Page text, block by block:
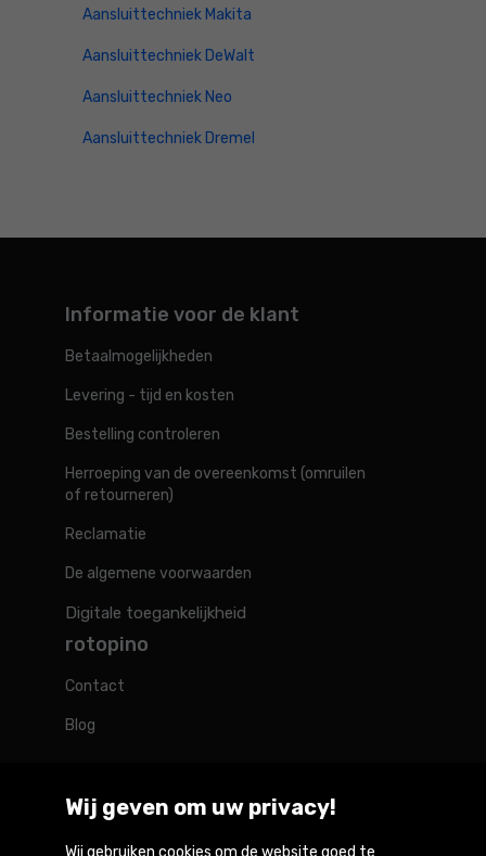
Aansluittechniek Makita
Aansluittechniek DeWalt
Aansluittechniek Neo
Aansluittechniek Dremel
Informatie voor de klant
Betaalmogelijkheden
Levering - tijd en kosten
Bestelling controleren
Herroeping van de overeenkomst (omruilen
of retourneren)
Reclamatie
De algemene voorwaarden
Digitale toegankelijkheid
rotopino
Contact
Blog
Rotopino in de wereld
Wij geven om uw privacy!
Wij gebruiken cookies om de website goed te